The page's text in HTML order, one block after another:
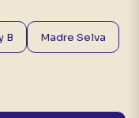
B Madre Selva